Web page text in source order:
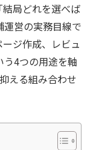
局どれを選べば
営の実務目線で
ジ作成、レビュ
4つの用途を軸
える組み合わせ